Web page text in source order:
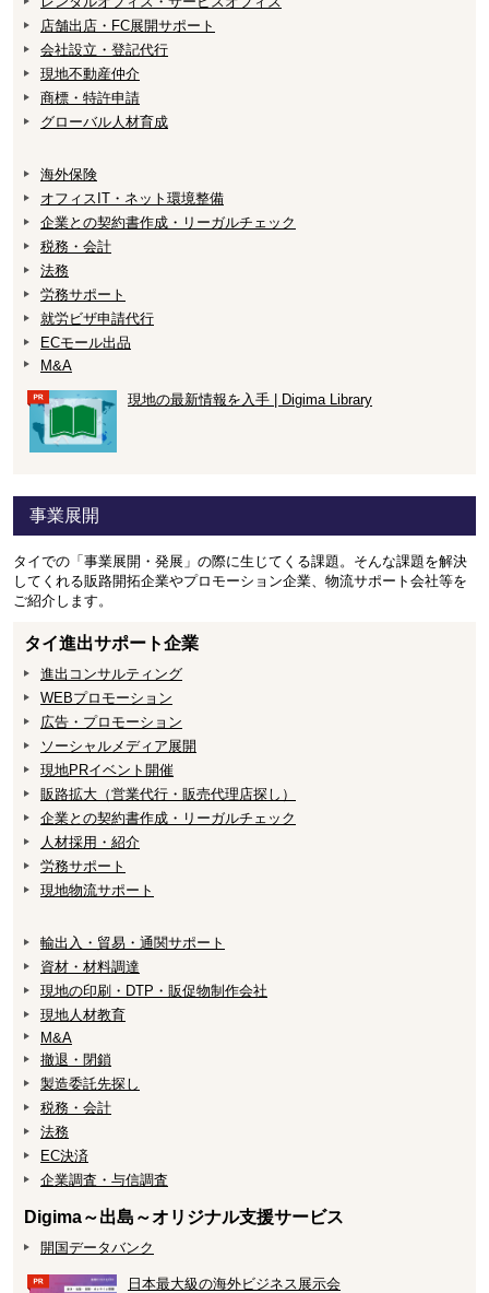
店舗出店・FC展開サポート
会社設立・登記代行
現地不動産仲介
商標・特許申請
グローバル人材育成
海外保険
オフィスIT・ネット環境整備
企業との契約書作成・リーガルチェック
税務・会計
法務
労務サポート
就労ビザ申請代行
ECモール出品
M&A
現地の最新情報を入手 | Digima Library
事業展開
タイでの「事業展開・発展」の際に生じてくる課題。そんな課題を解決
してくれる販路開拓企業やプロモーション企業、物流サポート会社等を
ご紹介します。
タイ進出サポート企業
進出コンサルティング
WEBプロモーション
広告・プロモーション
ソーシャルメディア展開
現地PRイベント開催
販路拡大（営業代行・販売代理店探し）
企業との契約書作成・リーガルチェック
人材採用・紹介
労務サポート
現地物流サポート
輸出入・貿易・通関サポート
資材・材料調達
現地の印刷・DTP・販促物制作会社
現地人材教育
M&A
撤退・閉鎖
製造委託先探し
税務・会計
法務
EC決済
企業調査・与信調査
Digima～出島～オリジナル支援サービス
開国データバンク
日本最大級の海外ビジネス展示会